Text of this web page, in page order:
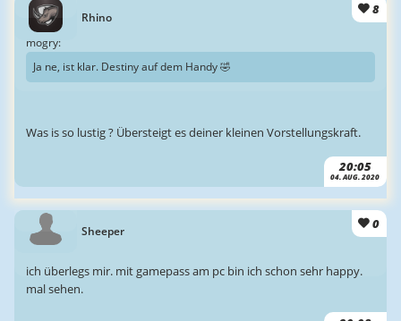
Rhino
8
20:05
04. AUG. 2020
mogry:
Ja ne, ist klar. Destiny auf dem Handy 🤣
Was is so lustig ? Übersteigt es deiner kleinen Vorstellungskraft.
Sheeper 0
ich überlegs mir. mit gamepass am pc bin ich schon sehr happy.
mal sehen.